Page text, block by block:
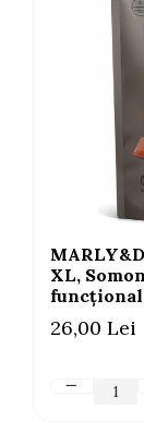
XL,
sistem
26,00 Lei